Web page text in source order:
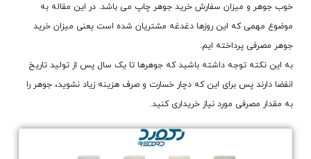
خوب جوهر و میزان سفارش خرید جوهر چاپ می باشد. در این مقاله به
موضوع مهمی که این روزها دغدغه مشتریان شده است یعنی میزان خرید
جوهر مصرفی پرداخته ایم.
به این نکته توجه داشته باشید که جوهرها تا یک سال پس از تولید تاریخ
انقضا دارند پس برای این که دچار خسارت و صرف هزینه زیاد نشوید، جوهر را
به مقدار مصرفی مورد نیاز خریداری کنید.